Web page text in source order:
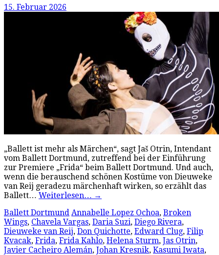
15. Februar 2026
„Ballett ist mehr als Märchen“, sagt Jaš Otrin, Intendant
vom Ballett Dortmund, zutreffend bei der Einführung
zur Premiere „Frida“ beim Ballett Dortmund. Und auch,
wenn die berauschend schönen Kostüme von Dieuweke
van Reij geradezu märchenhaft wirken, so erzählt das
Ballett… Weiterlesen… →
Ballett Dortmund Annabelle Lopez Ochoa, Broken
Wings, Chavela Vargas, Daria Suzi, Diego Rivera,
Dieuweke van Reij, Don Quichotte, Edward Clug, Filip
Kvacak, Frida, Frida Kahlo, Helena Sturm, Jas Otrin,
Javier Cacheiro Alemán, Johan Kresnik, Kasumi Iwata,